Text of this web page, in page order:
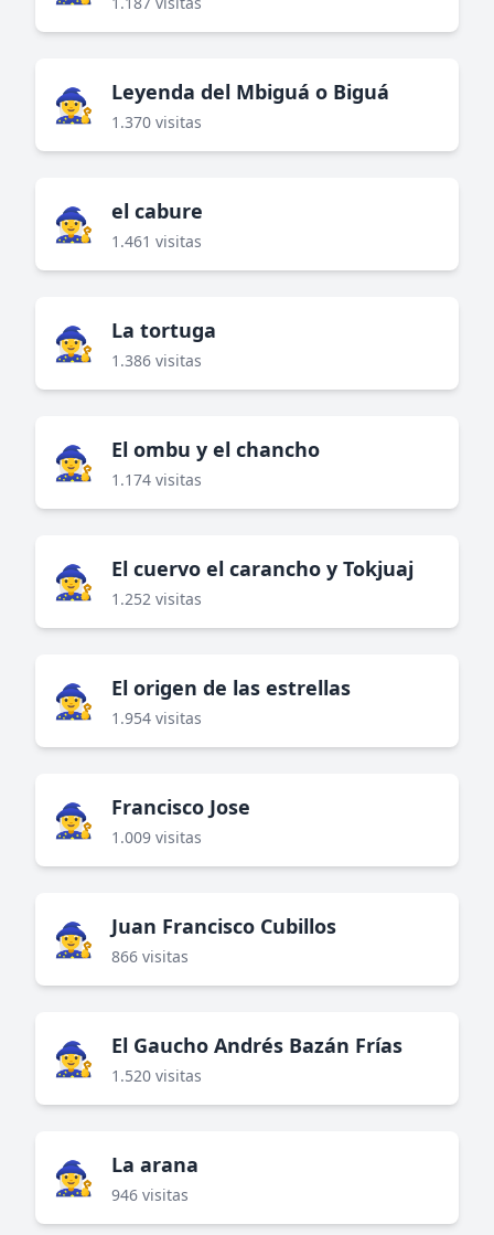
🧙‍♀️ Leyenda del Mbiguá o Biguá
1.370 visitas
🧙‍♀️ el cabure
1.461 visitas
🧙‍♀️ La tortuga
1.386 visitas
🧙‍♀️ El ombu y el chancho
1.174 visitas
🧙‍♀️ El cuervo el carancho y Tokjuaj
1.252 visitas
🧙‍♀️ El origen de las estrellas
1.954 visitas
🧙‍♀️ Francisco Jose
1.009 visitas
🧙‍♀️ Juan Francisco Cubillos
866 visitas
🧙‍♀️ El Gaucho Andrés Bazán Frías
1.520 visitas
🧙‍♀️ La arana
946 visitas